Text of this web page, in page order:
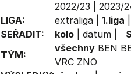
2022/23
2023/
LIGA:
extraliga| 1.liga
SEŘADIT:
kolo| datum|
TÝM:
všechny BEN
VRC ZNO